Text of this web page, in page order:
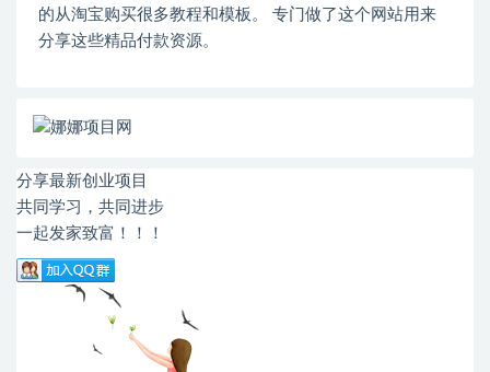
的从淘宝购买很多教程和模板。 专门做了这个网站用来
分享这些精品付款资源。
分享最新创业项目
共同学习，共同进步
一起发家致富！！！